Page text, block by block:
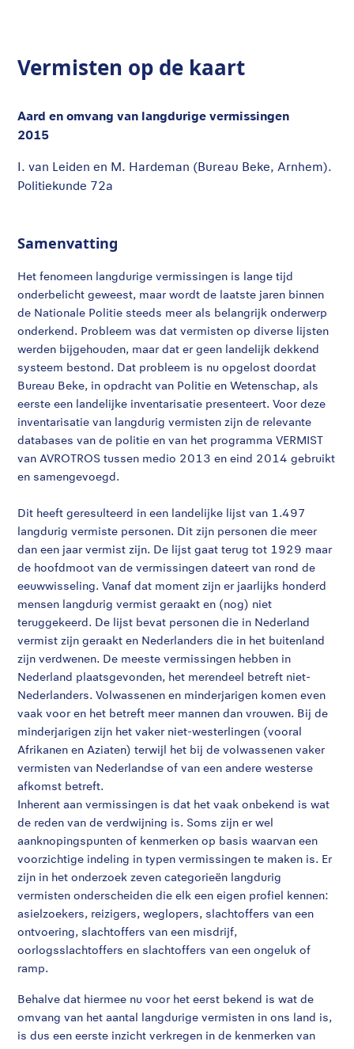
Vermisten op de kaart
Aard en omvang van langdurige vermissingen
2015
I. van Leiden en M. Hardeman (Bureau Beke, Arnhem).
Politiekunde 72a
Samenvatting
Het fenomeen langdurige vermissingen is lange tijd
onderbelicht geweest, maar wordt de laatste jaren binnen
de Nationale Politie steeds meer als belangrijk onderwerp
onderkend. Probleem was dat vermisten op diverse lijsten
werden bijgehouden, maar dat er geen landelijk dekkend
systeem bestond. Dat probleem is nu opgelost doordat
Bureau Beke, in opdracht van Politie en Wetenschap, als
eerste een landelijke inventarisatie presenteert. Voor deze
inventarisatie van langdurig vermisten zijn de relevante
databases van de politie en van het programma VERMIST
van AVROTROS tussen medio 2013 en eind 2014 gebruikt
en samengevoegd.
Dit heeft geresulteerd in een landelijke lijst van 1.497
langdurig vermiste personen. Dit zijn personen die meer
dan een jaar vermist zijn. De lijst gaat terug tot 1929 maar
de hoofdmoot van de vermissingen dateert van rond de
eeuwwisseling. Vanaf dat moment zijn er jaarlijks honderd
mensen langdurig vermist geraakt en (nog) niet
teruggekeerd. De lijst bevat personen die in Nederland
vermist zijn geraakt en Nederlanders die in het buitenland
zijn verdwenen. De meeste vermissingen hebben in
Nederland plaatsgevonden, het merendeel betreft niet-
Nederlanders. Volwassenen en minderjarigen komen even
vaak voor en het betreft meer mannen dan vrouwen. Bij de
minderjarigen zijn het vaker niet-westerlingen (vooral
Afrikanen en Aziaten) terwijl het bij de volwassenen vaker
vermisten van Nederlandse of van een andere westerse
afkomst betreft.
Inherent aan vermissingen is dat het vaak onbekend is wat
de reden van de verdwijning is. Soms zijn er wel
aanknopingspunten of kenmerken op basis waarvan een
voorzichtige indeling in typen vermissingen te maken is. Er
zijn in het onderzoek zeven categorieën langdurig
vermisten onderscheiden die elk een eigen profiel kennen:
asielzoekers, reizigers, weglopers, slachtoffers van een
ontvoering, slachtoffers van een misdrijf,
oorlogsslachtoffers en slachtoffers van een ongeluk of
ramp.
Behalve dat hiermee nu voor het eerst bekend is wat de
omvang van het aantal langdurige vermisten in ons land is,
is dus een eerste inzicht verkregen in de kenmerken van